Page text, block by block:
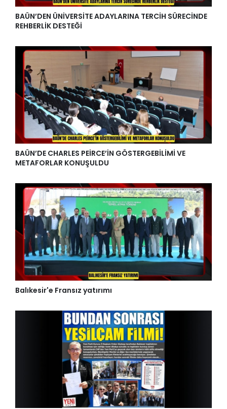
BAÜN’DEN ÜNİVERSİTE ADAYLARINA TERCİH SÜRECİNDE
REHBERLİK DESTEĞİ
BAÜN’DE CHARLES PEİRCE’İN GÖSTERGEBİLİMİ VE
METAFORLAR KONUŞULDU
Balıkesir'e Fransız yatırımı